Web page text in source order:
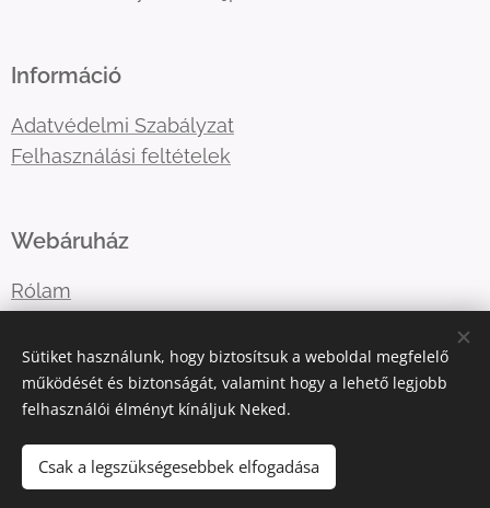
Információ
Adatvédelmi Szabályzat
Felhasználási feltételek
Webáruház
Rólam
E-mail: katart.elmenyfestes@gmail.com
Telefonszám:
Sütiket használunk, hogy biztosítsuk a weboldal megfelelő
működését és biztonságát, valamint hogy a lehető legjobb
felhasználói élményt kínáljuk Neked.
Csak a legszükségesebbek elfogadása